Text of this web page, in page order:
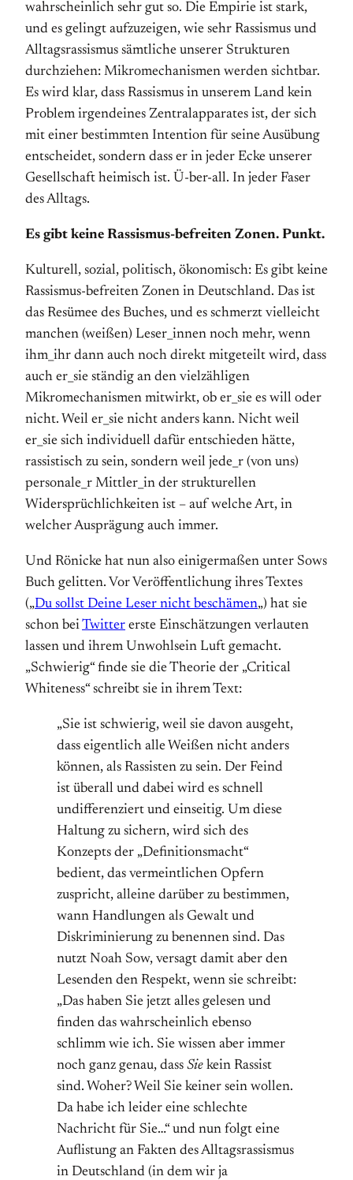
wahrscheinlich sehr gut so. Die Empirie ist stark,
und es gelingt aufzuzeigen, wie sehr Rassismus und
Alltagsrassismus sämtliche unserer Strukturen
durchziehen: Mikromechanismen werden sichtbar.
Es wird klar, dass Rassismus in unserem Land kein
Problem irgendeines Zentralapparates ist, der sich
mit einer bestimmten Intention für seine Ausübung
entscheidet, sondern dass er in jeder Ecke unserer
Gesellschaft heimisch ist. Ü-ber-all. In jeder Faser
des Alltags.
Es gibt keine Rassismus-befreiten Zonen. Punkt.
Kulturell, sozial, politisch, ökonomisch: Es gibt keine
Rassismus-befreiten Zonen in Deutschland. Das ist
das Resümee des Buches, und es schmerzt vielleicht
manchen (weißen) Leser_innen noch mehr, wenn
ihm_ihr dann auch noch direkt mitgeteilt wird, dass
auch er_sie ständig an den vielzähligen
Mikromechanismen mitwirkt, ob er_sie es will oder
nicht. Weil er_sie nicht anders kann. Nicht weil
er_sie sich individuell dafür entschieden hätte,
rassistisch zu sein, sondern weil jede_r (von uns)
personale_r Mittler_in der strukturellen
Widersprüchlichkeiten ist – auf welche Art, in
welcher Ausprägung auch immer.
Und Rönicke hat nun also einigermaßen unter Sows
Buch gelitten. Vor Veröffentlichung ihres Textes
(„Du sollst Deine Leser nicht beschämen„) hat sie
schon beiTwitter erste Einschätzungen verlauten
lassen und ihrem Unwohlsein Luft gemacht.
„Schwierig“ finde sie die Theorie der „Critical
Whiteness“ schreibt sie in ihrem Text:
„Sie ist schwierig, weil sie davon ausgeht,
dass eigentlich alle Weißen nicht anders
können, als Rassisten zu sein. Der Feind
ist überall und dabei wird es schnell
undifferenziert und einseitig. Um diese
Haltung zu sichern, wird sich des
Konzepts der „Definitionsmacht“
bedient, das vermeintlichen Opfern
zuspricht, alleine darüber zu bestimmen,
wann Handlungen als Gewalt und
Diskriminierung zu benennen sind. Das
nutzt Noah Sow, versagt damit aber den
Lesenden den Respekt, wenn sie schreibt:
„Das haben Sie jetzt alles gelesen und
finden das wahrscheinlich ebenso
schlimm wie ich. Sie wissen aber immer
noch ganz genau, dass Sie kein Rassist
sind. Woher? Weil Sie keiner sein wollen.
Da habe ich leider eine schlechte
Nachricht für Sie…“ und nun folgt eine
Auflistung an Fakten des Alltagsrassismus
in Deutschland (in dem wir ja